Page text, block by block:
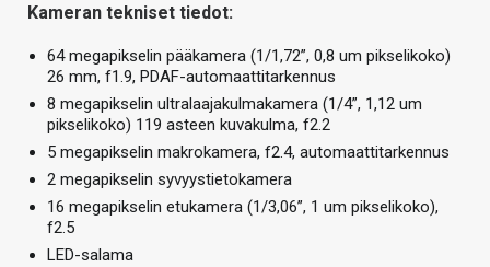
Kameran tekniset tiedot:
64 megapikselin pääkamera (1/1,72”, 0,8 um pikselikoko)
26 mm, f1.9, PDAF-automaattitarkennus
8 megapikselin ultralaajakulmakamera (1/4”, 1,12 um
pikselikoko) 119 asteen kuvakulma, f2.2
5 megapikselin makrokamera, f2.4, automaattitarkennus
2 megapikselin syvyystietokamera
16 megapikselin etukamera (1/3,06”, 1 um pikselikoko),
f2.5
LED-salama